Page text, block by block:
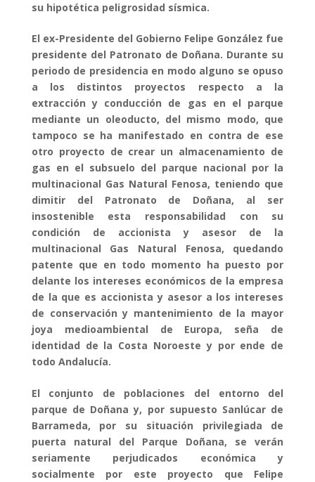
su hipotética peligrosidad sísmica.
El ex-Presidente del Gobierno Felipe González fue
presidente del Patronato de Doñana. Durante su
periodo de presidencia en modo alguno se opuso
a los distintos proyectos respecto a la
extracción y conducción de gas en el parque
mediante un oleoducto, del mismo modo, que
tampoco se ha manifestado en contra de ese
otro proyecto de crear un almacenamiento de
gas en el subsuelo del parque nacional por la
multinacional Gas Natural Fenosa, teniendo que
dimitir del Patronato de Doñana, al ser
insostenible esta responsabilidad con su
condición de accionista y asesor de la
multinacional Gas Natural Fenosa, quedando
patente que en todo momento ha puesto por
delante los intereses económicos de la empresa
de la que es accionista y asesor a los intereses
de conservación y mantenimiento de la mayor
joya medioambiental de Europa, seña de
identidad de la Costa Noroeste y por ende de
todo Andalucía.
El conjunto de poblaciones del entorno del
parque de Doñana y, por supuesto Sanlúcar de
Barrameda, por su situación privilegiada de
puerta natural del Parque Doñana, se verán
seriamente perjudicados económica y
socialmente por este proyecto que Felipe